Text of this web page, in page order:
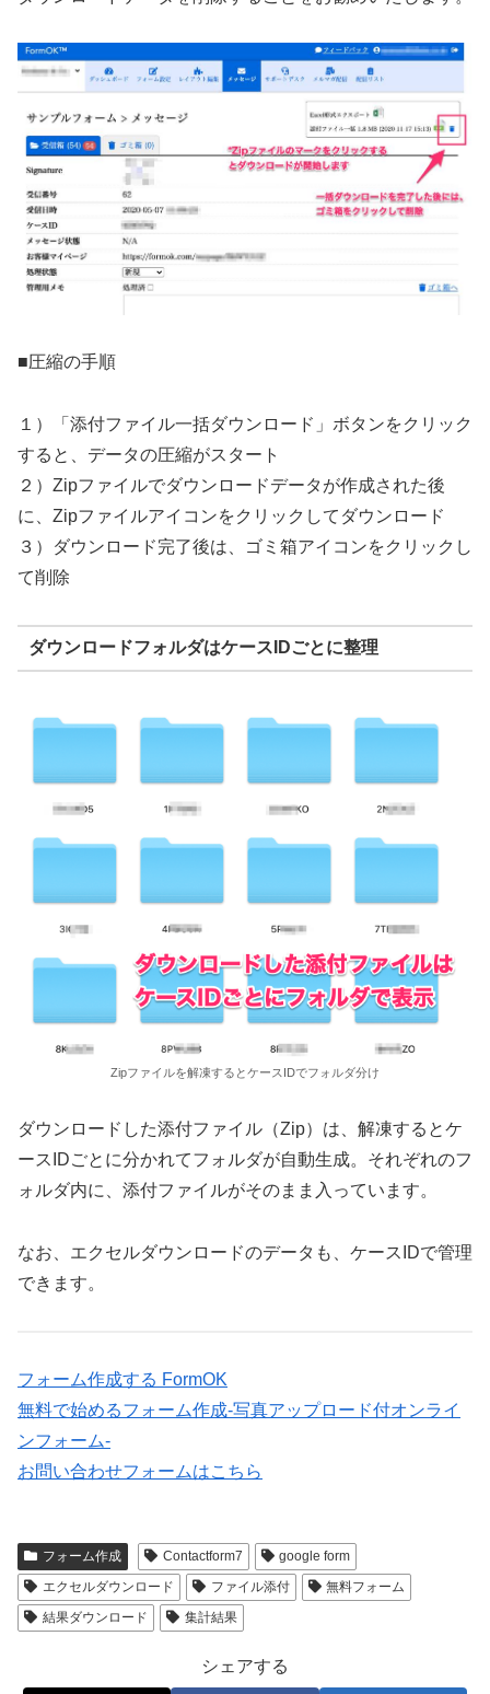
■圧縮の手順
１）「添付ファイル一括ダウンロード」ボタンをクリック
すると、データの圧縮がスタート
２）Zipファイルでダウンロードデータが作成された後
に、Zipファイルアイコンをクリックしてダウンロード
３）ダウンロード完了後は、ゴミ箱アイコンをクリックし
て削除
ダウンロードフォルダはケースIDごとに整理
Zipファイルを解凍するとケースIDでフォルダ分け
ダウンロードした添付ファイル（Zip）は、解凍するとケ
ースIDごとに分かれてフォルダが自動生成。それぞれのフ
ォルダ内に、添付ファイルがそのまま入っています。
なお、エクセルダウンロードのデータも、ケースIDで管理
できます。
フォーム作成する FormOK
無料で始めるフォーム作成-写真アップロード付オンライ
ンフォーム-
お問い合わせフォームはこちら
フォーム作成 Contactform7
google form
エクセルダウンロード
ファイル添付
無料フォーム
結果ダウンロード
集計結果
シェアする